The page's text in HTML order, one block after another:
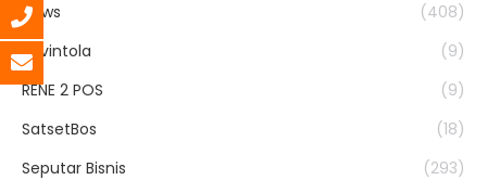
News
(408)
Ravintola
(9)
RENE 2 POS
(9)
SatsetBos
(18)
Seputar Bisnis
(293)